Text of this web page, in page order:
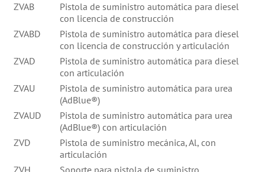
ZVAB
Pistola de suministro automática para diesel
con licencia de construcción
ZVABD
Pistola de suministro automática para diesel
con licencia de construcción y articulación
ZVAD
Pistola de suministro automática para diesel
con articulación
ZVAU
Pistola de suministro automática para urea
(AdBlue®)
ZVAUD
Pistola de suministro automática para urea
(AdBlue®) con articulación
ZVD
Pistola de suministro mecánica, Al, con
articulación
ZVH
Soporte para pistola de suministro